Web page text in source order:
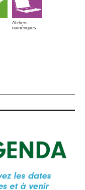
Ateliers
numériques